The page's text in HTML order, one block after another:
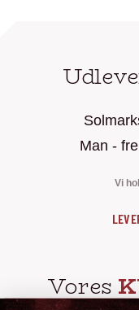
Man -
Vi
Vores